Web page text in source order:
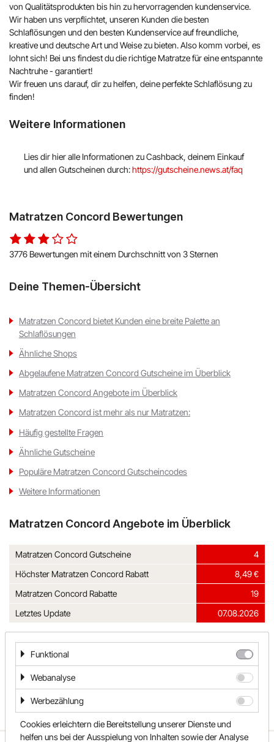
von Qualitätsprodukten bis hin zu hervorragenden kundenservice.
Wir haben uns verpflichtet, unseren Kunden die besten
Schlaflösungen und den besten Kundenservice auf freundliche,
kreative und deutsche Art und Weise zu bieten. Also komm vorbei, es
lohnt sich! Bei uns findest du die richtige Matratze für eine entspannte
Nachtruhe - garantiert!
Wir freuen uns darauf, dir zu helfen, deine perfekte Schlaflösung zu
finden!
Weitere Informationen
Lies dir hier alle Informationen zu Cashback, deinem Einkauf
und allen Gutscheinen durch:https://gutscheine.news.at/faq
Matratzen Concord Bewertungen
3776 Bewertungen mit einem Durchschnitt von 3 Sternen
Deine Themen-Übersicht
Matratzen Concord bietet Kunden eine breite Palette an
Schlaflösungen
Ähnliche Shops
Abgelaufene Matratzen Concord Gutscheine im Überblick
Matratzen Concord Angebote im Überblick
Matratzen Concord ist mehr als nur Matratzen:
Häufig gestellte Fragen
Ähnliche Gutscheine
Populäre Matratzen Concord Gutscheincodes
Weitere Informationen
Matratzen Concord Angebote im Überblick
Matratzen Concord Gutscheine
4
Höchster Matratzen Concord Rabatt
8,49 €
Matratzen Concord Rabatte
19
Letztes Update
07.08.2026
Kategorien
Haus & Garten
Funktional
Webanalyse
Werbezählung
Cookies erleichtern die Bereitstellung unserer Dienste und
helfen uns bei der Ausspielung von Inhalten sowie der Analyse